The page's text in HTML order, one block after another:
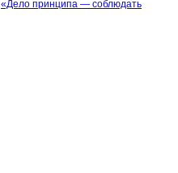
«Дело принципа — соблюдать